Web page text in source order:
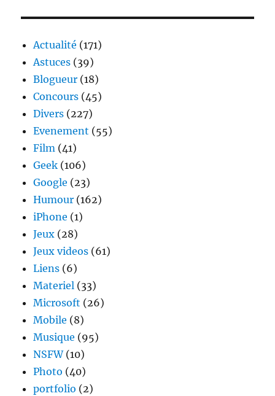
Actualité (171)
Astuces (39)
Blogueur (18)
Concours (45)
Divers (227)
Evenement (55)
Film (41)
Geek (106)
Google (23)
Humour (162)
iPhone (1)
Jeux (28)
Jeux videos (61)
Liens (6)
Materiel (33)
Microsoft (26)
Mobile (8)
Musique (95)
NSFW(10)
Photo (40)
portfolio (2)